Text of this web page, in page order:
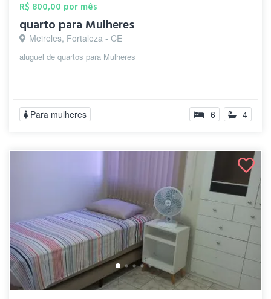
R$ 800,00 por mês
quarto para Mulheres
Meireles, Fortaleza - CE
aluguel de quartos para Mulheres
Para mulheres 6 4